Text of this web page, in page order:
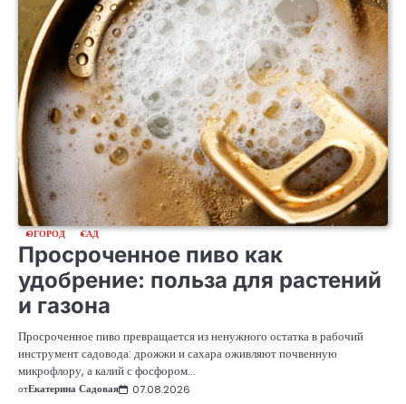
ОГОРОД САД
Просроченное пиво как
удобрение: польза для растений
и газона
Просроченное пиво превращается из ненужного остатка в рабочий
инструмент садовода: дрожжи и сахара оживляют почвенную
микрофлору, а калий с фосфором…
отЕкатерина Садовая 07.08.2026